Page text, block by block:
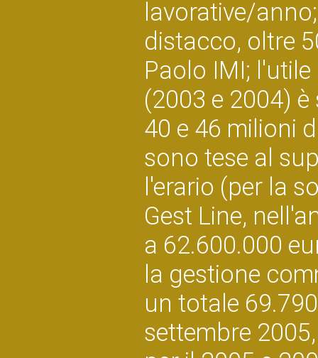
lavorative/
distacco, oltre
Paolo IMI;
(2003 e 2004)
40 e 46 milioni
sono tese al
l'erario (per la
Gest Line,
a 62.600.000
la gestione
un totale
settembre